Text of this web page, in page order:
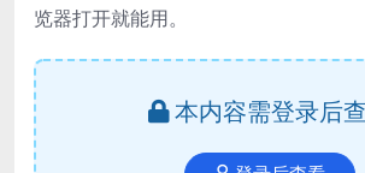
览器打开就能用。
本内容需登录后